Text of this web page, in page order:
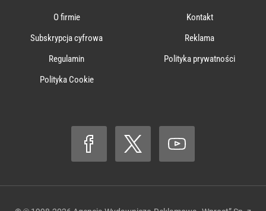
O firmie
Kontakt
Subskrypcja cyfrowa
Reklama
Regulamin
Polityka prywatności
Polityka Cookie